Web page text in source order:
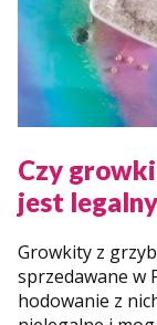
Czy
jest
Growkity z
sprzedawane w
hodowanie z